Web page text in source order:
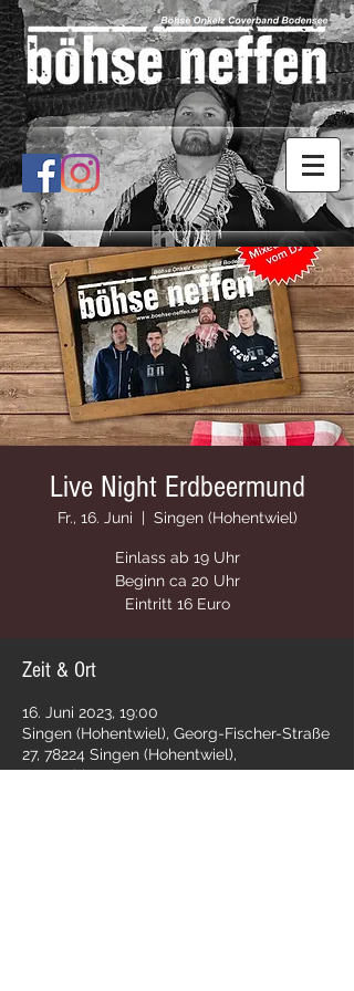
Live Night Erdbeermund
Fr., 16. Juni
  |
Singen (Hohentwiel)
Einlass ab 19 Uhr
Beginn ca 20 Uhr
Eintritt 16 Euro
Zeit & Ort
16. Juni 2023, 19:00
Singen (Hohentwiel), Georg-Fischer-Straße
27, 78224 Singen (Hohentwiel),
Deutschland